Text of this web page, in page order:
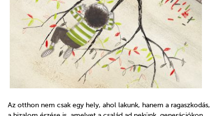
Az otthon nem csak egy hely, ahol lakunk, hanem a ragaszkodás,